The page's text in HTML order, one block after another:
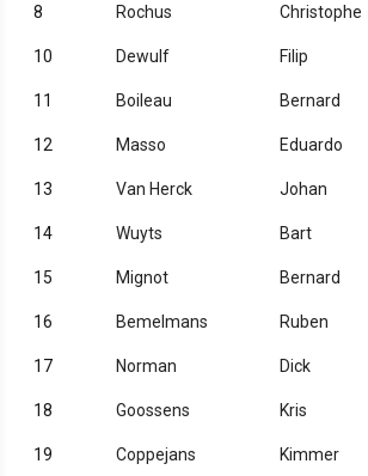
8 Rochus Christophe
10 Dewulf Filip
11 Boileau Bernard
12 Masso Eduardo
13 Van Herck Johan
14 Wuyts Bart
15 Mignot Bernard
16 Bemelmans Ruben
17 Norman Dick
18 Goossens Kris
19 Coppejans Kimmer